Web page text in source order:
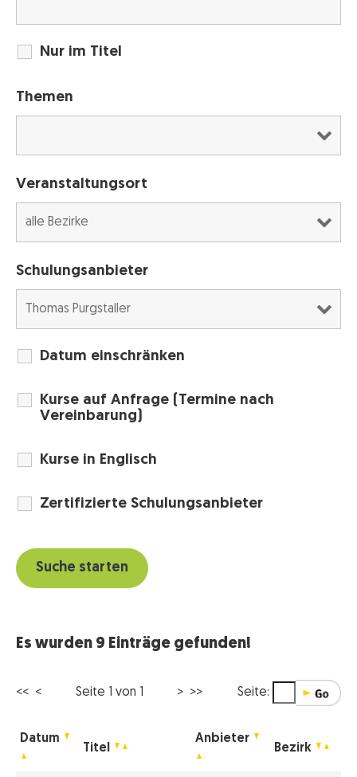
Nur im Titel
Themen
Veranstaltungsort
Schulungsanbieter
Datum einschränken
Kurse auf Anfrage (Termine nach
Vereinbarung)
Kurse in Englisch
Zertifizierte Schulungsanbieter
Es wurden 9 Einträge gefunden!
<< < Seite 1 von 1 > >> Seite:
Datum
Titel
Anbieter
Bezirk